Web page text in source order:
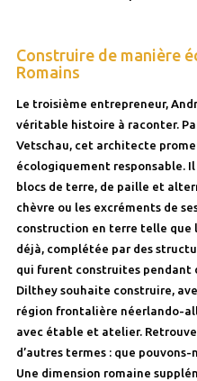
Construire de manière
Romains
Le troisième entrepreneur,
véritable histoire à raconter.
Vetschau, cet architecte
écologiquement responsable.
blocs de terre, de paille et
chèvre ou les excréments de
construction en terre telle que
déjà, complétée par des
qui furent construites pendant
Dilthey souhaite construire,
région frontalière néerlando-
avec étable et atelier.
d’autres termes : que pouvons-
Une dimension romaine